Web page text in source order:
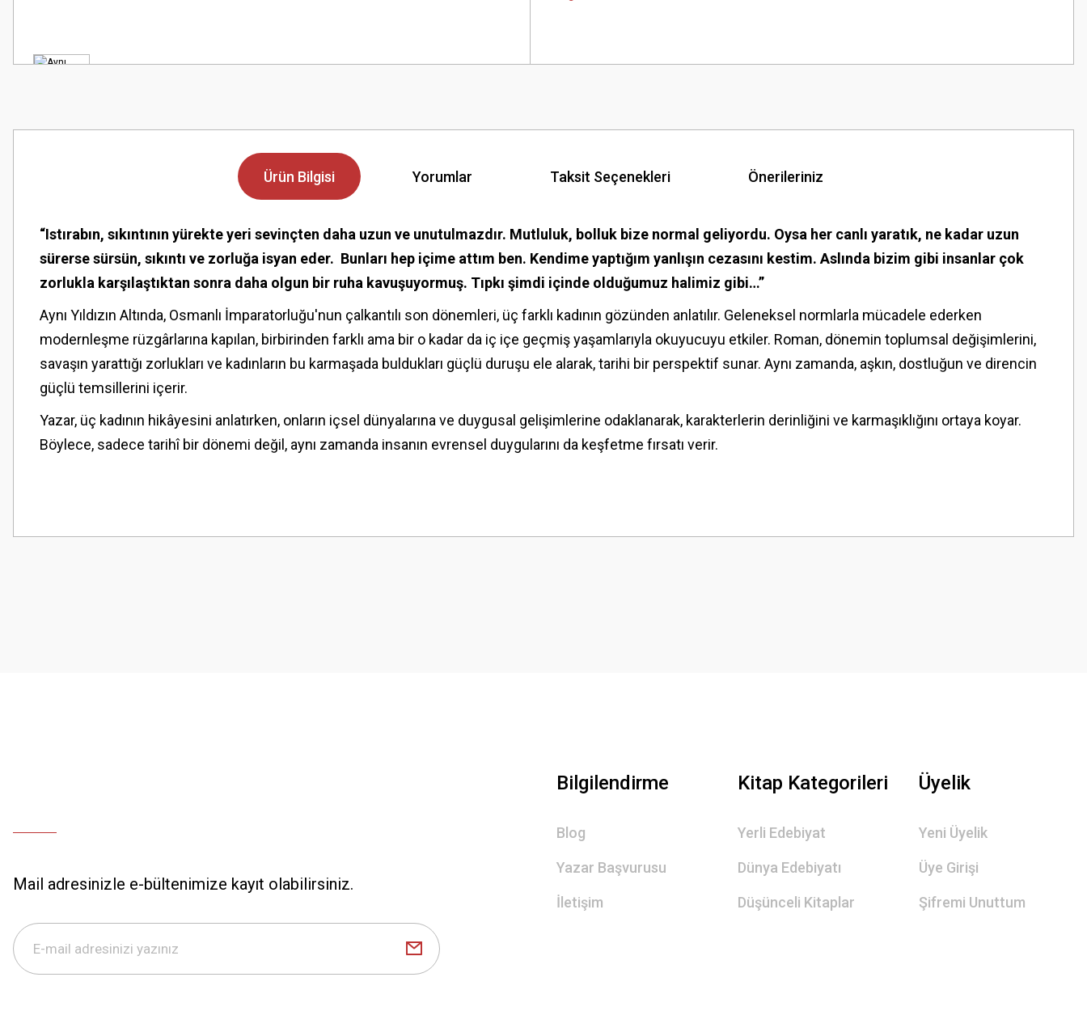
Ürün Bilgisi Yorumlar Taksit Seçenekleri Önerileriniz
“Istırabın, sıkıntının yürekte yeri sevinçten daha uzun ve unutulmazdır. Mutluluk, bolluk bize normal geliyordu. Oysa her canlı yaratık, ne kadar uzun
sürerse sürsün, sıkıntı ve zorluğa isyan eder. Bunları hep içime attım ben. Kendime yaptığım yanlışın cezasını kestim. Aslında bizim gibi insanlar çok
zorlukla karşılaştıktan sonra daha olgun bir ruha kavuşuyormuş. Tıpkı şimdi içinde olduğumuz halimiz gibi…”
Aynı Yıldızın Altında, Osmanlı İmparatorluğu'nun çalkantılı son dönemleri, üç farklı kadının gözünden anlatılır. Geleneksel normlarla mücadele ederken
modernleşme rüzgârlarına kapılan, birbirinden farklı ama bir o kadar da iç içe geçmiş yaşamlarıyla okuyucuyu etkiler. Roman, dönemin toplumsal değişimlerini,
savaşın yarattığı zorlukları ve kadınların bu karmaşada buldukları güçlü duruşu ele alarak, tarihi bir perspektif sunar. Aynı zamanda, aşkın, dostluğun ve direncin
güçlü temsillerini içerir.
Yazar, üç kadının hikâyesini anlatırken, onların içsel dünyalarına ve duygusal gelişimlerine odaklanarak, karakterlerin derinliğini ve karmaşıklığını ortaya koyar.
Böylece, sadece tarihî bir dönemi değil, aynı zamanda insanın evrensel duygularını da keşfetme fırsatı verir.
Görüş ve önerileriniz için teşekkür ederiz.
Mail adresinizle e-bültenimize kayıt olabilirsiniz.
Bilgilendirme
Blog
Yazar Başvurusu
İletişim
Kitap Kategorileri
Yerli Edebiyat
Dünya Edebiyatı
Düşünceli Kitaplar
Üyelik
Yeni Üyelik
Üye Girişi
Şifremi Unuttum